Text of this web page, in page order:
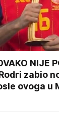
NIJE
zabio
ovoga u